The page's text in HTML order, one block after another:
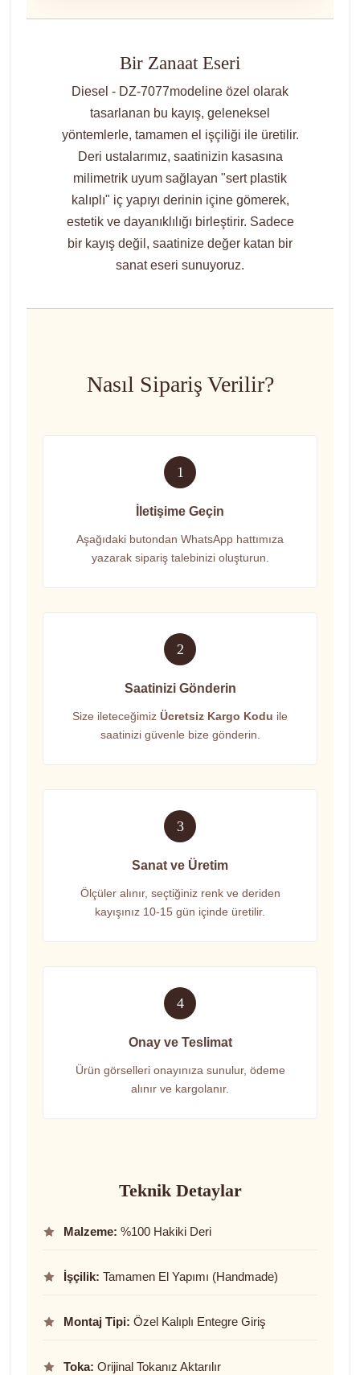
Bir Zanaat Eseri
Diesel - DZ-7077modeline özel olarak
tasarlanan bu kayış, geleneksel
yöntemlerle, tamamen el işçiliği ile üretilir.
Deri ustalarımız, saatinizin kasasına
milimetrik uyum sağlayan "sert plastik
kalıplı" iç yapıyı derinin içine gömerek,
estetik ve dayanıklılığı birleştirir. Sadece
bir kayış değil, saatinize değer katan bir
sanat eseri sunuyoruz.
Nasıl Sipariş Verilir?
1
İletişime Geçin
Aşağıdaki butondan WhatsApp hattımıza
yazarak sipariş talebinizi oluşturun.
2
Saatinizi Gönderin
Size ileteceğimiz Ücretsiz Kargo Kodu ile
saatinizi güvenle bize gönderin.
3
Sanat ve Üretim
Ölçüler alınır, seçtiğiniz renk ve deriden
kayışınız 10-15 gün içinde üretilir.
4
Onay ve Teslimat
Ürün görselleri onayınıza sunulur, ödeme
alınır ve kargolanır.
Teknik Detaylar
Malzeme: %100 Hakiki Deri
İşçilik: Tamamen El Yapımı (Handmade)
Montaj Tipi: Özel Kalıplı Entegre Giriş
Toka: Orijinal Tokanız Aktarılır